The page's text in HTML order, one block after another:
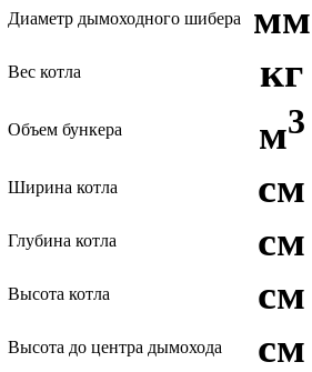
Диаметр дымоходного шибера мм
Вес котла кг
Объем бункера м3
Ширина котла см
Глубина котла см
Высота котла см
Высота до центра дымохода см